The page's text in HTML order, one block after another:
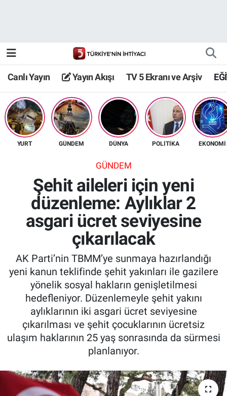
Canlı Yayın Yayın Akışı TV 5 Ekranı ve Arşiv
YURT GÜNDEM DÜNYA POLİTİKA EKONOMİ
GÜNDEM
Şehit aileleri için yeni
düzenleme: Aylıklar 2
asgari ücret seviyesine
çıkarılacak
AK Parti’nin TBMM’ye sunmaya hazırlandığı
yeni kanun teklifinde şehit yakınları ile gazilere
yönelik sosyal hakların genişletilmesi
hedefleniyor. Düzenlemeyle şehit yakını
aylıklarının iki asgari ücret seviyesine
çıkarılması ve şehit çocuklarının ücretsiz
ulaşım haklarının 25 yaş sonrasında da sürmesi
planlanıyor.
TV 5 Ekranı ve Arşiv